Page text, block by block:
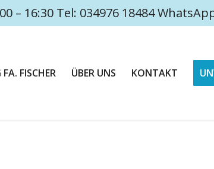
– 16:30 Tel: 034976 18484
FISCHER ÜBER UNS KONTAKT